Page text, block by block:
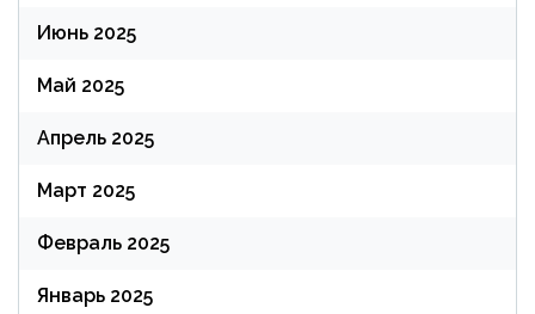
Июнь 2025
Май 2025
Апрель 2025
Март 2025
Февраль 2025
Январь 2025